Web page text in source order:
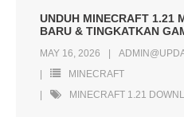
UNDUH MINECRAFT 1.21
BARU & TINGKATKAN
MAY 16, 2026
MINECRAFT
MINECRAFT 1.21